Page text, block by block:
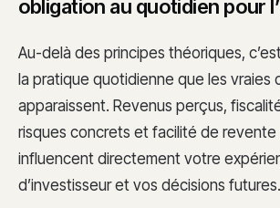
obligation au quotidien pour
Au-delà des principes théoriques,
la pratique quotidienne que les vraies
apparaissent. Revenus perçus,
risques concrets et facilité de revente
influencent directement votre
d’investisseur et vos décisions futures.